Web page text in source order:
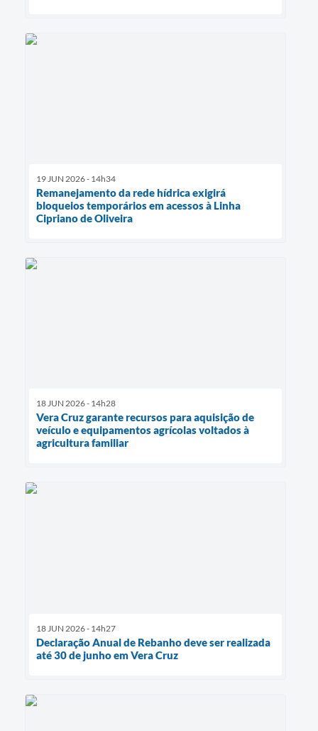
19 JUN 2026 - 14h34
Remanejamento da rede hídrica exigirá
bloqueios temporários em acessos à Linha
Cipriano de Oliveira
18 JUN 2026 - 14h28
Vera Cruz garante recursos para aquisição de
veículo e equipamentos agrícolas voltados à
agricultura familiar
18 JUN 2026 - 14h27
Declaração Anual de Rebanho deve ser realizada
até 30 de junho em Vera Cruz